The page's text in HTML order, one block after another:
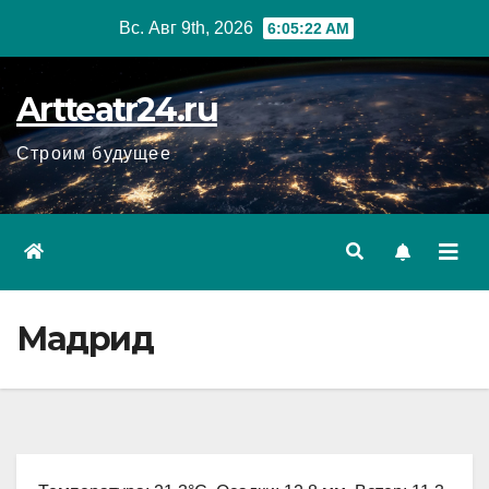
Вс. Авг 9th, 2026 6:05:23 AM
Artteatr24.ru
Строим будущее
Мадрид